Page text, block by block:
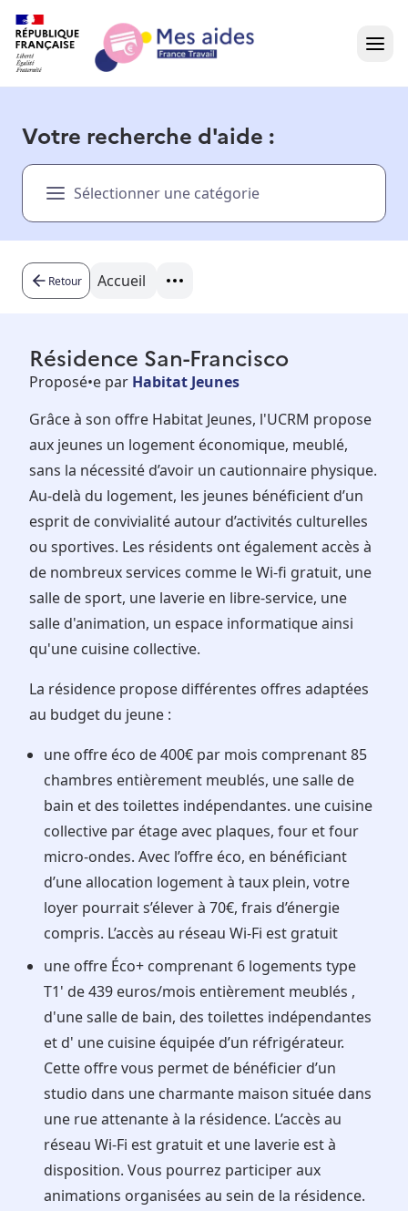
Présentation vidéo
Besoin d'aide ?
Votre recherche d'aide :
Sélectionner une catégorie
Retour Accueil
Résidence San-Francisco
Proposé•e par Habitat Jeunes
Grâce à son offre Habitat Jeunes, l'UCRM propose
aux jeunes un logement économique, meublé,
sans la nécessité d’avoir un cautionnaire physique.
Au-delà du logement, les jeunes bénéficient d’un
esprit de convivialité autour d’activités culturelles
ou sportives. Les résidents ont également accès à
de nombreux services comme le Wi-fi gratuit, une
salle de sport, une laverie en libre-service, une
salle d'animation, un espace informatique ainsi
qu'une cuisine collective.
La résidence propose différentes offres adaptées
au budget du jeune :
une offre éco de 400€ par mois comprenant 85
chambres entièrement meublés, une salle de
bain et des toilettes indépendantes. une cuisine
collective par étage avec plaques, four et four
micro-ondes. Avec l’offre éco, en bénéficiant
d’une allocation logement à taux plein, votre
loyer pourrait s’élever à 70€, frais d’énergie
compris. L’accès au réseau Wi-Fi est gratuit
une offre Éco+ comprenant 6 logements type
T1' de 439 euros/mois entièrement meublés ,
d'une salle de bain, des toilettes indépendantes
et d' une cuisine équipée d’un réfrigérateur.
Cette offre vous permet de bénéficier d’un
studio dans une charmante maison située dans
une rue attenante à la résidence. L’accès au
réseau Wi-Fi est gratuit et une laverie est à
disposition. Vous pourrez participer aux
animations organisées au sein de la résidence.